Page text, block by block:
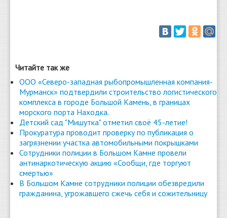
Читайте так же
ООО «Северо-западная рыбопромышленная компания-
Мурманск» подтвердили строительство логистического
комплекса в городе Большой Камень, в границах
морского порта Находка.
Детский сад "Мишутка" отметил своё 45-летие!
Прокуратура проводит проверку по публикация о
загрязнении участка автомобильными покрышками
Сотрудники полиции в Большом Камне провели
антинаркотическую акцию «Сообщи, где торгуют
смертью»
В Большом Камне сотрудники полиции обезвредили
гражданина, угрожавшего сжечь себя и сожительницу